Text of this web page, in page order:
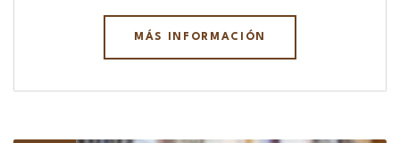
MÁS INFORMACIÓN